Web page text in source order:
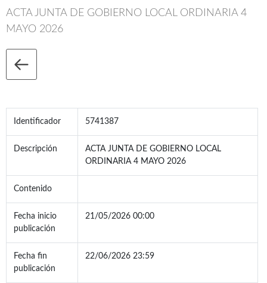
ACTA JUNTA DE GOBIERNO LOCAL ORDINARIA 4
MAYO 2026
Identificador 5741387
Descripción
ACTA JUNTA DE GOBIERNO LOCAL
ORDINARIA 4 MAYO 2026
Contenido
Fecha inicio
publicación
21/05/2026 00:00
Fecha fin
publicación
22/06/2026 23:59